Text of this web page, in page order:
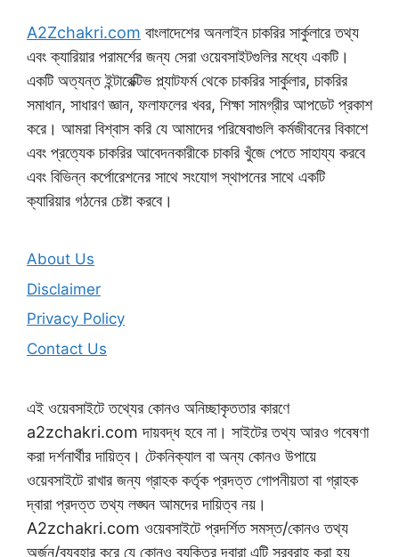
A2Zchakri.com বাংলাদেশের অনলাইন চাকরির সার্কুলারে তথ্য
এবং ক্যারিয়ার পরামর্শের জন্য সেরা ওয়েবসাইটগুলির মধ্যে একটি।
একটি অত্যন্ত ইন্টারেক্টিভ প্ল্যাটফর্ম থেকে চাকরির সার্কুলার, চাকরির
সমাধান, সাধারণ জ্ঞান, ফলাফলের খবর, শিক্ষা সামগ্রীর আপডেট প্রকাশ
করে। আমরা বিশ্বাস করি যে আমাদের পরিষেবাগুলি কর্মজীবনের বিকাশে
এবং প্রত্যেক চাকরির আবেদনকারীকে চাকরি খুঁজে পেতে সাহায্য করবে
এবং বিভিন্ন কর্পোরেশনের সাথে সংযোগ স্থাপনের সাথে একটি
ক্যারিয়ার গঠনের চেষ্টা করবে।
About Us
Disclaimer
Privacy Policy
Contact Us
এই ওয়েবসাইটে তথ্যের কোনও অনিচ্ছাকৃততার কারণে
a2zchakri.com দায়বদ্ধ হবে না। সাইটের তথ্য আরও গবেষণা
করা দর্শনার্থীর দায়িত্ব। টেকনিক্যাল বা অন্য কোনও উপায়ে
ওয়েবসাইটে রাখার জন্য গ্রাহক কর্তৃক প্রদত্ত গোপনীয়তা বা গ্রাহক
দ্বারা প্রদত্ত তথ্য লঙ্ঘন আমদের দায়িত্ব নয়।
A2zchakri.com ওয়েবসাইটে প্রদর্শিত সমস্ত/কোনও তথ্য
অর্জন/ব্যবহার করে যে কোনও ব্যক্তির দ্বারা এটি সরবরাহ করা হয়